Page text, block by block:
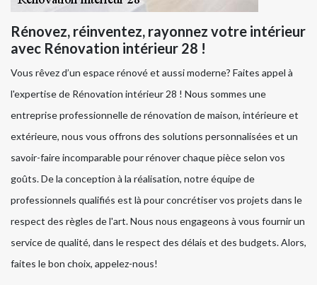
Rénovez, réinventez, rayonnez votre intérieur
avec Rénovation intérieur 28 !
Vous rêvez d’un espace rénové et aussi moderne? Faites appel à
l'expertise de Rénovation intérieur 28 ! Nous sommes une
entreprise professionnelle de rénovation de maison, intérieure et
extérieure, nous vous offrons des solutions personnalisées et un
savoir-faire incomparable pour rénover chaque pièce selon vos
goûts. De la conception à la réalisation, notre équipe de
professionnels qualifiés est là pour concrétiser vos projets dans le
respect des règles de l'art. Nous nous engageons à vous fournir un
service de qualité, dans le respect des délais et des budgets. Alors,
faites le bon choix, appelez-nous!